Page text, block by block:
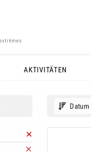
AKTIVITÄTEN
Datum